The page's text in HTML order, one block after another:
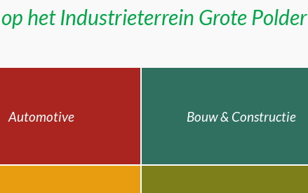
het Industrieterrein Grote Polder
Automotive Bouw & Constructie